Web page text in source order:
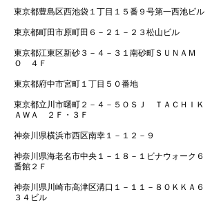
東京都豊島区西池袋１丁目１５番９号第一西池ビル
東京都町田市原町田６－２１－２３松山ビル
東京都江東区新砂３－４－３１南砂町ＳＵＮＡＭ
Ｏ ４Ｆ
東京都府中市宮町１丁目５０番地
東京都立川市曙町２－４－５ＯＳＪ ＴＡＣＨＩＫ
ＡＷＡ ２Ｆ・３Ｆ
神奈川県横浜市西区南幸１－１２－９
神奈川県海老名市中央１－１８－１ビナウォーク６
番館２Ｆ
神奈川県川崎市高津区溝口１－１１－８ＯＫＫＡ６
３４ビル